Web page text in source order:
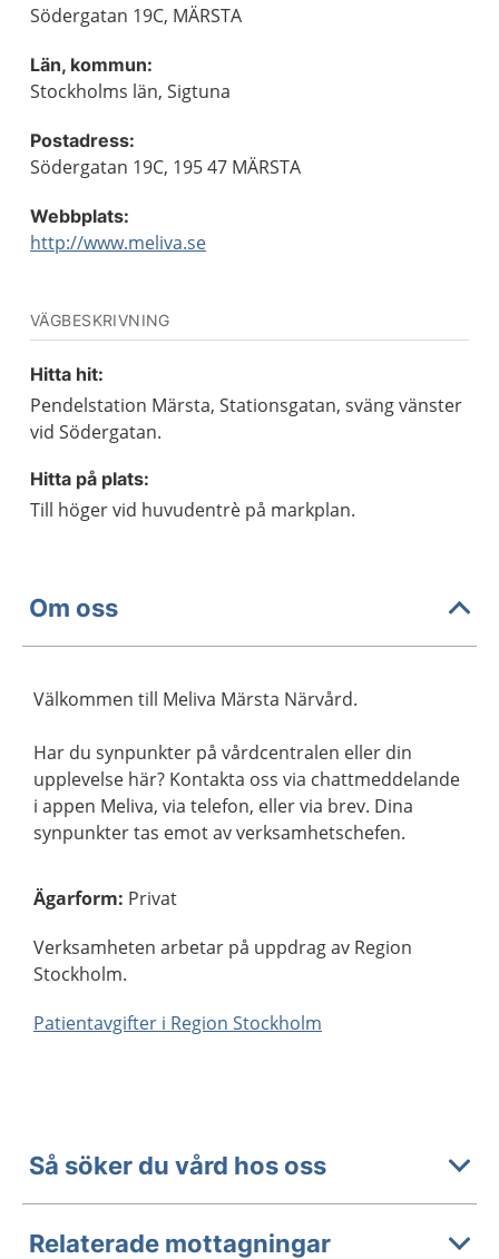
Södergatan 19C, MÄRSTA
Län, kommun:
Stockholms län, Sigtuna
Postadress:
Södergatan 19C, 195 47 MÄRSTA
Webbplats:
http://www.meliva.se
VÄGBESKRIVNING
Hitta hit:
Pendelstation Märsta, Stationsgatan, sväng vänster
vid Södergatan.
Hitta på plats:
Till höger vid huvudentrè på markplan.
Om oss
Välkommen till Meliva Märsta Närvård.
Har du synpunkter på vårdcentralen eller din
upplevelse här? Kontakta oss via chattmeddelande
i appen Meliva, via telefon, eller via brev. Dina
synpunkter tas emot av verksamhetschefen.
Ägarform: Privat
Verksamheten arbetar på uppdrag av Region
Stockholm.
Patientavgifter i Region Stockholm
Så söker du vård hos oss
Relaterade mottagningar